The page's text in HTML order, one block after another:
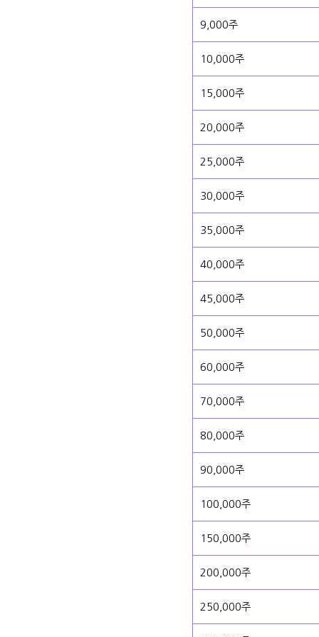
9,000주
10,000주
15,000주
20,000주
25,000주
30,000주
35,000주
40,000주
45,000주
50,000주
60,000주
70,000주
80,000주
90,000주
100,000주
150,000주
200,000주
250,000주